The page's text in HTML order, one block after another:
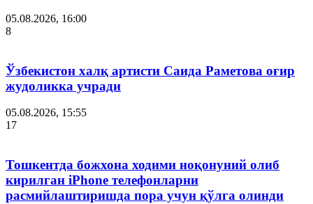
05.08.2026, 16:00
8
Ўзбекистон халқ артисти Саида Раметова оғир
жудоликка учради
05.08.2026, 15:55
17
Тошкентда божхона ходими ноқонуний олиб
кирилган iPhone телефонларни
расмийлаштиришда пора учун қўлга олинди